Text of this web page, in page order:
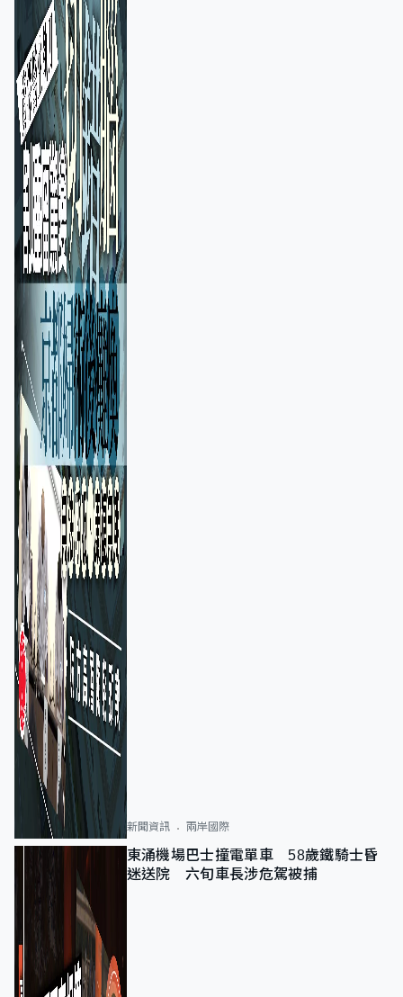
新聞資訊 兩岸國際
東涌機場巴士撞電單車 58歲鐵騎士昏
迷送院 六旬車長涉危駕被捕